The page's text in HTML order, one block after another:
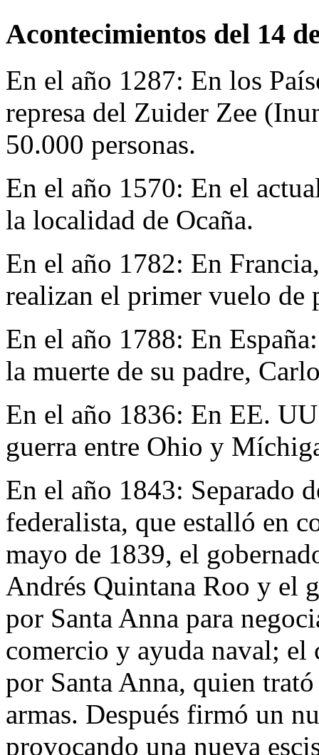
Acontecimientos del 14
En el año 1287: En los
represa del Zuider Zee
50.000 personas.
En el año 1570: En el
la localidad de Ocaña.
En el año 1782: En
realizan el primer vuelo de
En el año 1788: En
la muerte de su padre,
En el año 1836: En EE.
guerra entre Ohio y
En el año 1843: Separado
federalista, que estalló en
mayo de 1839, el
Andrés Quintana Roo y el
por Santa Anna para
comercio y ayuda naval; el
por Santa Anna, quien
armas. Después firmó un
provocando una nueva